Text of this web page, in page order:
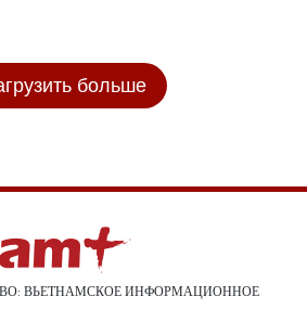
больше
ВЬЕТНАМСКОЕ ИНФОРМАЦИОННОЕ